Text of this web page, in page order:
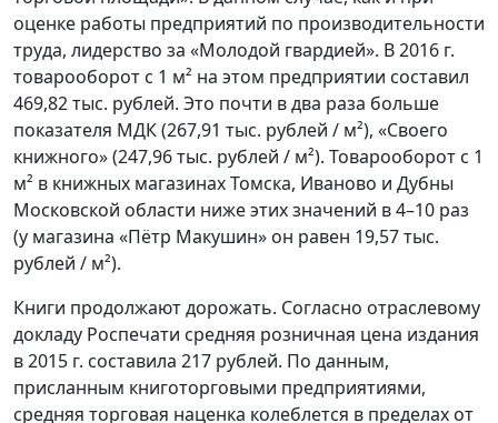
оценке работы предприятий по производительности
труда, лидерство за «Молодой гвардией». В 2016 г.
товарооборот с 1 м² на этом предприятии составил
469,82 тыс. рублей. Это почти в два раза больше
показателя МДК (267,91 тыс. рублей / м²), «Своего
книжного» (247,96 тыс. рублей / м²). Товарооборот с 1
м² в книжных магазинах Томска, Иваново и Дубны
Московской области ниже этих значений в 4–10 раз
(у магазина «Пётр Макушин» он равен 19,57 тыс.
рублей / м²).
Книги продолжают дорожать. Согласно отраслевому
докладу Роспечати средняя розничная цена издания
в 2015 г. составила 217 рублей. По данным,
присланным книготорговыми предприятиями,
средняя торговая наценка колеблется в пределах от